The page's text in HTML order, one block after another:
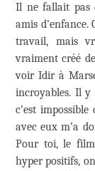
Il ne fallait pas
amis d’enfance.
travail, mais
vraiment créé
voir Idir à
incroyables. Il y
c’est
avec eux m’a
Pour toi, le
hyper positifs,